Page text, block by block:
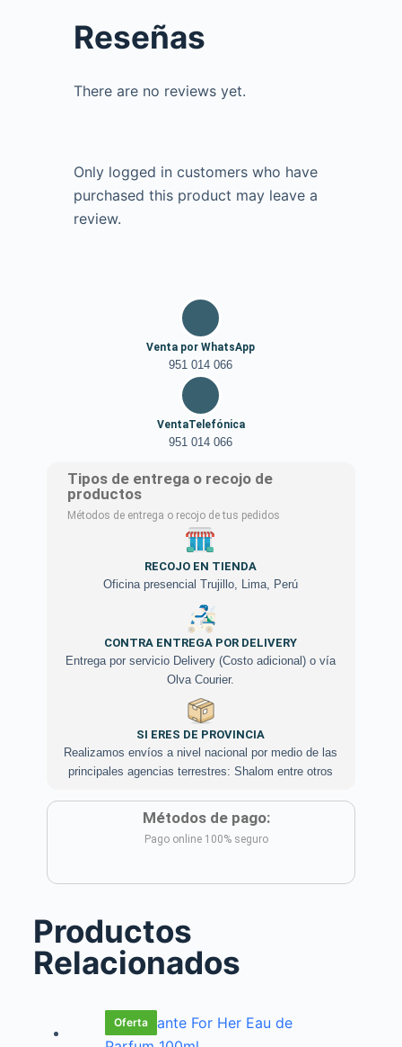
Reseñas
There are no reviews yet.
Only logged in customers who have
purchased this product may leave a
review.
Venta por WhatsApp
951 014 066
VentaTelefónica
951 014 066
Tipos de entrega o recojo de
productos
Métodos de entrega o recojo de tus pedidos
RECOJO EN TIENDA
Oficina presencial Trujillo, Lima, Perú
CONTRA ENTREGA POR DELIVERY
Entrega por servicio Delivery (Costo adicional) o vía
Olva Courier.
SI ERES DE PROVINCIA
Realizamos envíos a nivel nacional por medio de las
principales agencias terrestres: Shalom entre otros
Métodos de pago:
Pago online 100% seguro
Productos
Relacionados
Oferta
Oferta
Oferta
Oferta
Oferta
Oferta